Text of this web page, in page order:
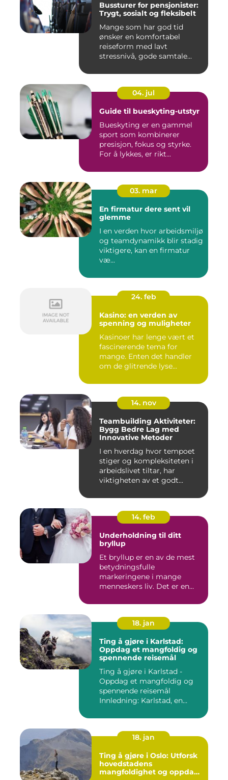
Bussturer for pensjonister:
Trygt, sosialt og fleksibelt
Mange som har god tid
ønsker en komfortabel
reiseform med lavt
stressnivå, gode samtale...
04. jul
Guide til bueskyting-utstyr
Bueskyting er en gammel
sport som kombinerer
presisjon, fokus og styrke.
For å lykkes, er rikt...
03. mar
En firmatur dere sent vil
glemme
I en verden hvor arbeidsmiljø
og teamdynamikk blir stadig
viktigere, kan en firmatur
væ...
24. feb
Kasino: en verden av
spenning og muligheter
Kasinoer har lenge vært et
fascinerende tema for
mange. Enten det handler
om de glitrende lyse...
14. nov
Teambuilding Aktiviteter:
Bygg Bedre Lag med
Innovative Metoder
I en hverdag hvor tempoet
stiger og kompleksiteten i
arbeidslivet tiltar, har
viktigheten av et godt...
14. feb
Underholdning til ditt
bryllup
Et bryllup er en av de mest
betydningsfulle
markeringene i mange
menneskers liv. Det er en
18. jan
Ting å gjøre i Karlstad:
Oppdag et mangfoldig og
spennende reisemål
Ting å gjøre i Karlstad -
Oppdag et mangfoldig og
spennende reisemål
Innledning: Karlstad, en
18. jan
Ting å gjøre i Oslo: Utforsk
hovedstadens
mangfoldighet og oppdag